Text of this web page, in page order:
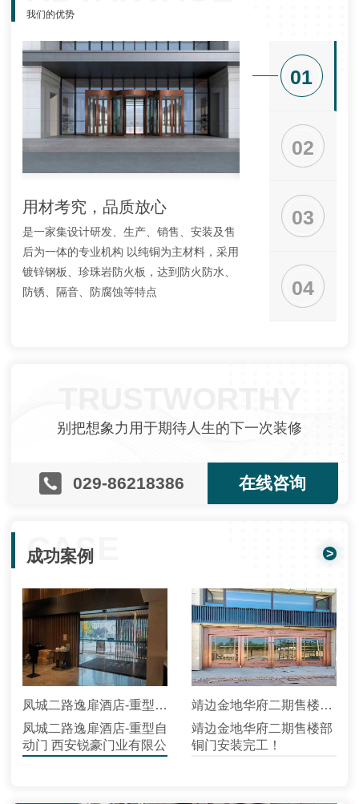
我们的优势
01
02
03
04
用材考究，品质放心
是一家集设计研发、生产、销售、安装及售
后为一体的专业机构 以纯铜为主材料，采用
镀锌钢板、珍珠岩防火板，达到防火防水、
防锈、隔音、防腐蚀等特点
按需定制，种类
可按客户实际需求设
通道" 有多年合作的固
客户成本， 设备工艺
别把想象力用于期待人生的下一次装修
029-86218386 在线咨询
CASE
成功案例 >
凤城二路逸扉酒店-重型自动门
凤城二路逸扉酒店-重型自
动门 西安锐豪门业有限公
靖边金地华府二期售楼部铜门安装
靖边金地华府二期售楼部
铜门安装完工！